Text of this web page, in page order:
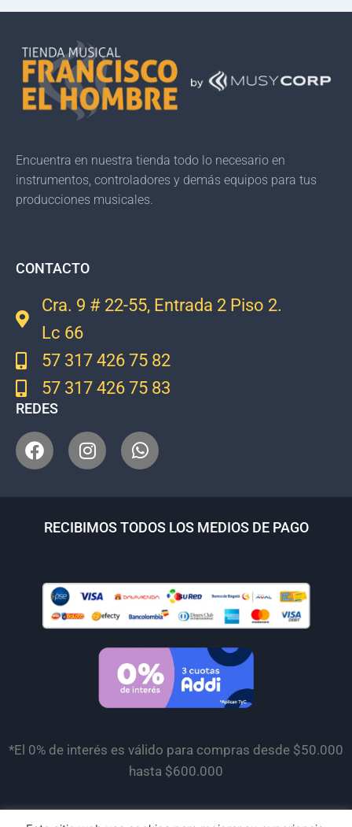
Encuentra en nuestra tienda todo lo necesario en
instrumentos, controladores y demás equipos para tus
producciones musicales.
CONTACTO
Cra. 9 # 22-55, Entrada 2 Piso 2.
Lc 66
57 317 426 75 82
57 317 426 75 83
REDES
RECIBIMOS TODOS LOS MEDIOS DE PAGO
*El 0% de interés es válido para compras desde $50.000
hasta $600.000